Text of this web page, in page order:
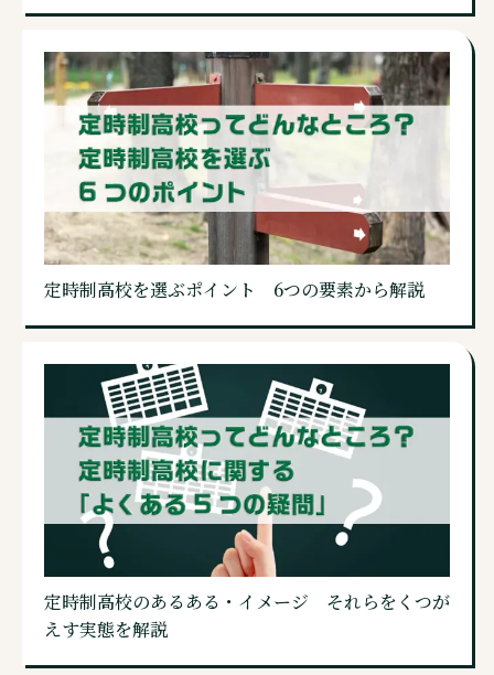
定時制高校を選ぶポイント 6つの要素から解説
定時制高校のあるある・イメージ それらをくつが
えす実態を解説